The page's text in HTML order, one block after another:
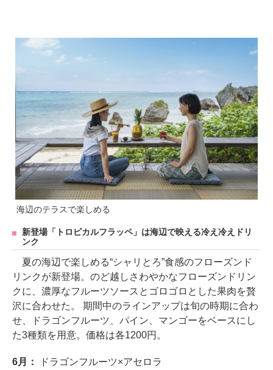
海辺のテラスで楽しめる
新登場「トロピカルフラッペ」は海辺で映える冷え冷えドリ
ンク
夏の海辺で楽しめる“シャリとろ”食感のフローズンド
リンクが新登場。のど越しさわやかなフローズンドリン
クに、濃厚なフルーツソースとゴロゴロとした果肉を贅
沢に合わせた。 期間中のラインアップは旬の時期に合わ
せ、ドラゴンフルーツ、パイン、マンゴーをベースにし
た3種類を用意。価格は各1200円。
6月：
ドラゴンフルーツ×アセロラ